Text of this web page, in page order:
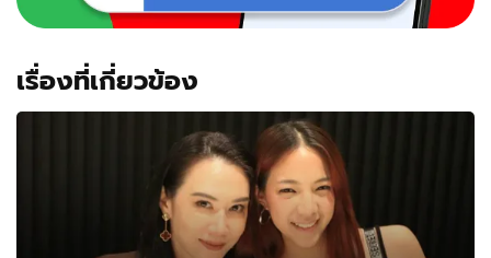
เรื่องที่เกี่ยวข้อง